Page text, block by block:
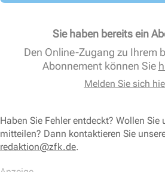
Sie haben bereits ein
Den Online-Zugang zu Ihrem
Abonnement können Sie
Melden Sie sich
Haben Sie Fehler entdeckt? Wollen Sie
mitteilen? Dann kontaktieren Sie
redaktion@zfk.de.